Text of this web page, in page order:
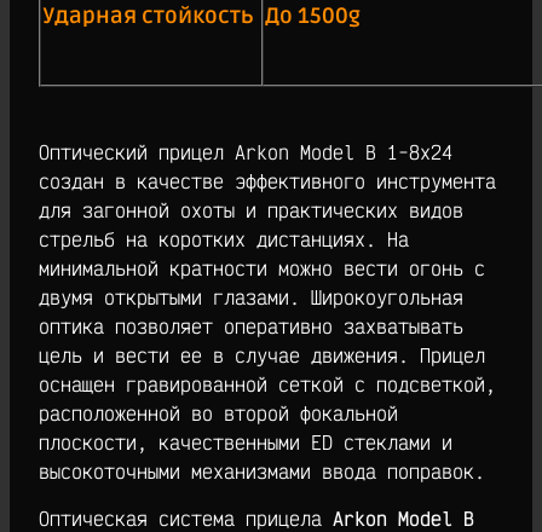
Ударная стойкость До 1500g
Оптический прицел Arkon Model B 1-8х24
создан в качестве эффективного инструмента
для загонной охоты и практических видов
стрельб на коротких дистанциях. На
минимальной кратности можно вести огонь с
двумя открытыми глазами. Широкоугольная
оптика позволяет оперативно захватывать
цель и вести ее в случае движения. Прицел
оснащен гравированной сеткой с подсветкой,
расположенной во второй фокальной
плоскости, качественными ED стеклами и
высокоточными механизмами ввода поправок.
Оптическая система прицела Arkon Model B